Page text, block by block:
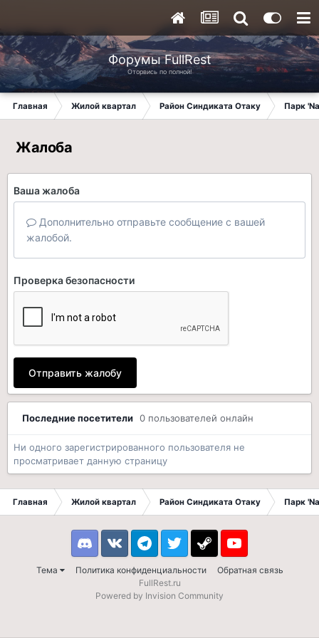
Форумы FullRest
Оторвись по полной!
Главная Жилой квартал Район Синдиката Отаку Парк
Жалоба
Ваша жалоба
Дополнительно отправьте сообщение с вашей
жалобой.
Проверка безопасности
Отправить жалобу
Последние посетители 0 пользователей онлайн
Ни одного зарегистрированного пользователя не
просматривает данную страницу
Главная Жилой квартал Район Синдиката Отаку Парк
Тема Политика конфиденциальности Обратная связь
DiscordVK TelegramTwitter Steam Youtube
FullRest.ru
Powered by Invision Community